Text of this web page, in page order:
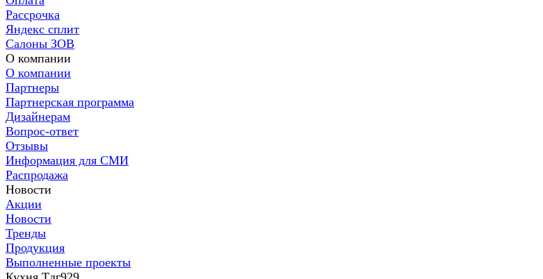
Рассрочка
Яндекс сплит
Салоны ЗОВ
О компании
О компании
Партнеры
Партнерская программа
Дизайнерам
Вопрос-ответ
Отзывы
Информация для СМИ
Распродажа
Новости
Акции
Новости
Тренды
Продукция
Выполненные проекты